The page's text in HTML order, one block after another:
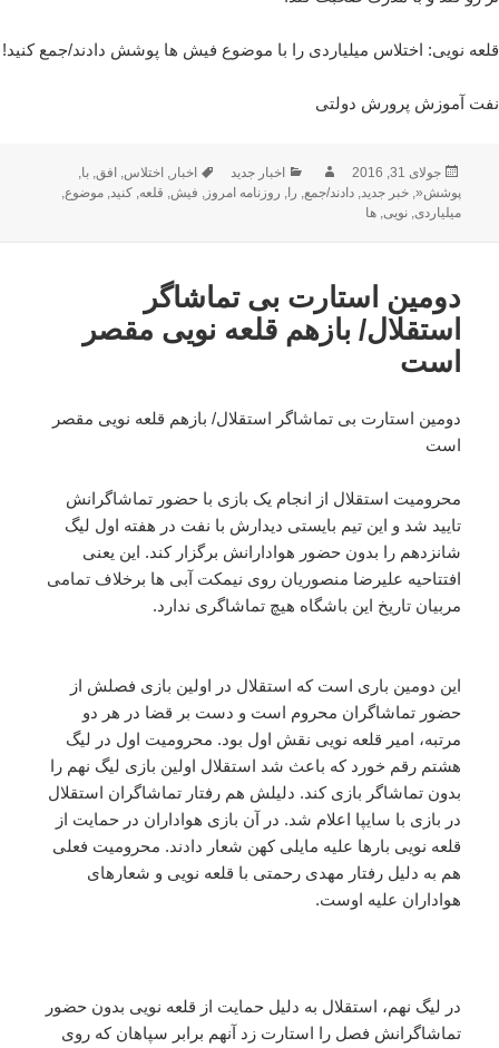
قلعه نویی: اختلاس میلیاردی را با موضوع فیش ها پوشش دادند/جمع کنید!
نفت آموزش پرورش دولتی
ارسال
شده
در
جولای 31, 2016 نویسندهدسته‌ها
اخبار جدید برچسب‌ها
اخبار, اختلاس, افق,با,
پوشش«,خبر جدید,دادند/جمع, را, روزنامه امروز, فیش, قلعه,کنید,موضوع,
میلیاردی,نویی,ها
دومین استارت بی تماشاگر
استقلال/ بازهم قلعه نویی مقصر
است
دومین استارت بی تماشاگر استقلال/ بازهم قلعه نویی مقصر
است
محرومیت استقلال از انجام یک بازی با حضور تماشاگرانش
تایید شد و این تیم بایستی دیدارش با نفت در هفته اول لیگ
شانزدهم را بدون حضور هوادارانش برگزار کند. این یعنی
افتتاحیه علیرضا منصوریان روی نیمکت آبی ها برخلاف تمامی
مربیان تاریخ این باشگاه هیچ تماشاگری ندارد.
این دومین باری است که استقلال در اولین بازی فصلش از
حضور تماشاگران محروم است و دست بر قضا در هر دو
مرتبه، امیر قلعه نویی نقش اول بود. محرومیت اول در لیگ
هشتم رقم خورد که باعث شد استقلال اولین بازی لیگ نهم را
بدون تماشاگر بازی کند. دلیلش هم رفتار تماشاگران استقلال
در بازی با سایپا اعلام شد. در آن بازی هواداران در حمایت از
قلعه نویی بارها علیه مایلی کهن شعار دادند. محرومیت فعلی
هم به دلیل رفتار مهدی رحمتی با قلعه نویی و شعارهای
هواداران علیه اوست.
در لیگ نهم، استقلال به دلیل حمایت از قلعه نویی بدون حضور
تماشاگرانش فصل را استارت زد آنهم برابر سپاهان که روی